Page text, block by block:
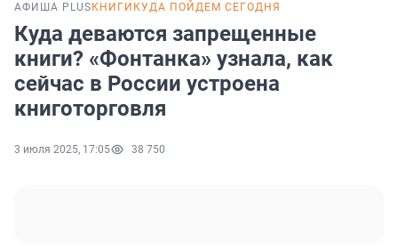
АФИША PLUS КНИГИ КУДА ПОЙДЕМ СЕГОДНЯ
Куда деваются запрещенные
книги? «Фонтанка» узнала, как
сейчас в России устроена
книготорговля
3 июля 2025, 17:05 38 750